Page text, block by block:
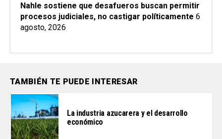
Nahle sostiene que desafueros buscan permitir
procesos judiciales, no castigar políticamente 6
agosto, 2026
TAMBIÉN TE PUEDE INTERESAR
La industria azucarera y el desarrollo
económico